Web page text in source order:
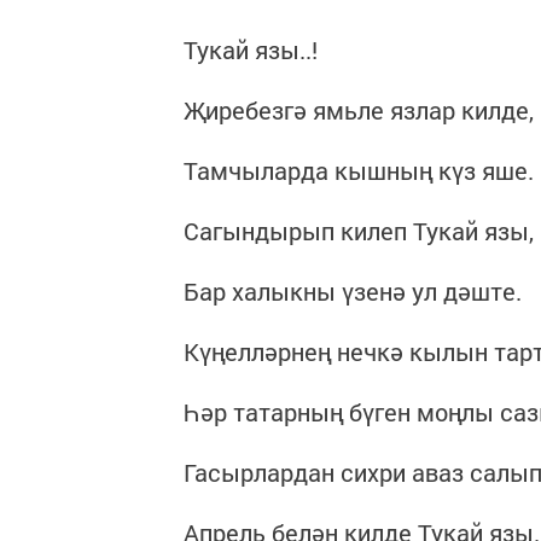
Тукай язы..!
Җиребезгә ямьле язлар килде,
Тамчыларда кышның күз яше.
Сагындырып килеп Тукай язы,
Бар халыкны үзенә ул дәште.
Күңелләрнең нечкә кылын
Һәр татарның бүген моңлы
Гасырлардан сихри аваз
Апрель белән килде Тукай язы.